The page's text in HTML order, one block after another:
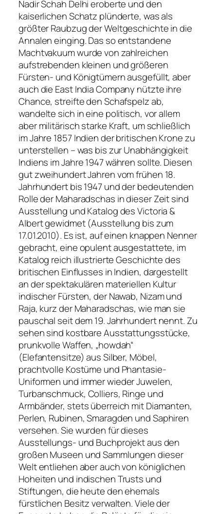
Nadir Schah Delhi eroberte und den
kaiserlichen Schatz plünderte, was als
größter Raubzug der Weltgeschichte in die
Annalen einging. Das so entstandene
Machtvakuum wurde von zahlreichen
aufstrebenden kleinen und größeren
Fürsten- und Königtümern ausgefüllt, aber
auch die East India Company nützte ihre
Chance, streifte den Schafspelz ab,
wandelte sich in eine politisch, vor allem
aber militärisch starke Kraft, um schließlich
im Jahre 1857 Indien der britischen Krone zu
unterstellen – was bis zur Unabhängigkeit
Indiens im Jahre 1947 währen sollte. Diesen
gut zweihundert Jahren vom frühen 18.
Jahrhundert bis 1947 und der bedeutenden
Rolle der Maharadschas in dieser Zeit sind
Ausstellung und Katalog des Victoria &
Albert gewidmet (Ausstellung bis zum
17.01.2010). Es ist, auf einen knappen Nenner
gebracht, eine opulent ausgestattete, im
Katalog reich illustrierte Geschichte des
britischen Einflusses in Indien, dargestellt
an der spektakulären materiellen Kultur
indischer Fürsten, der Nawab, Nizam und
Raja, kurz der Maharadschas, wie man sie
pauschal seit dem 19. Jahrhundert nennt. Zu
sehen sind kostbare Ausstattungsstücke,
prunkvolle Waffen, „howdah“
(Elefantensitze) aus Silber, Möbel,
prachtvolle Kostüme und Phantasie-
Uniformen und immer wieder Juwelen,
Turbanschmuck, Colliers, Ringe und
Armbänder, stets überreich mit Diamanten,
Perlen, Rubinen, Smaragden und Saphiren
versehen. Sie wurden für dieses
Ausstellungs- und Buchprojekt aus den
großen Museen und Sammlungen dieser
Welt entliehen aber auch von königlichen
Hoheiten und indischen Trusts und
Stiftungen, die heute den ehemals
fürstlichen Besitz verwalten. Viele der